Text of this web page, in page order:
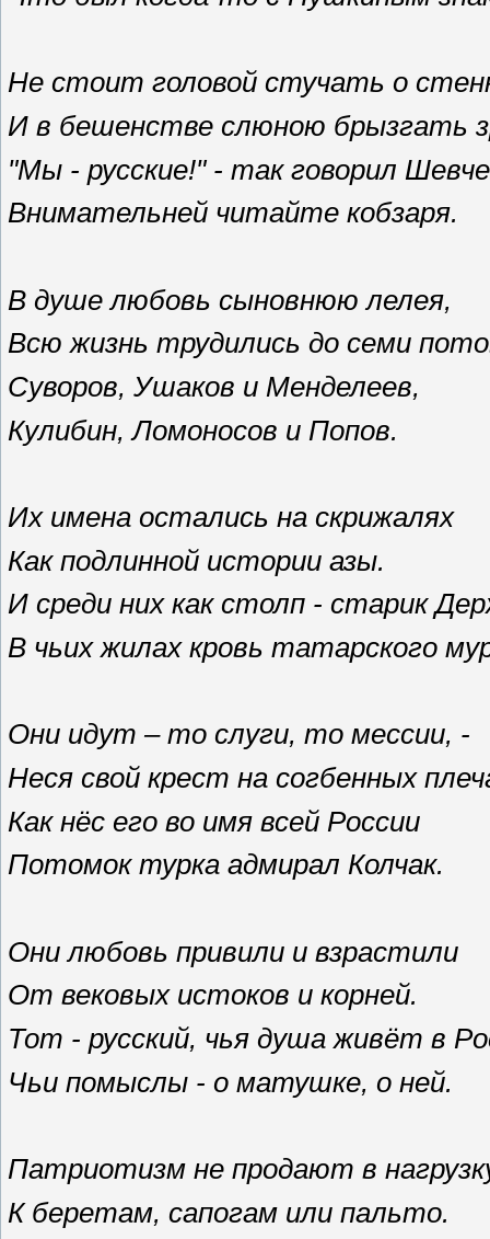
Не стоит головой стучать о
И в бешенстве слюною брызгать
"Мы - русские!" - так говорил
Внимательней читайте кобзаря.
В душе любовь сыновнюю лелея,
Всю жизнь трудились до семи
Суворов, Ушаков и Менделеев,
Кулибин, Ломоносов и Попов.
Их имена остались на скрижалях
Как подлинной истории азы.
И среди них как столп - старик
В чьих жилах кровь татарского
Они идут – то слуги, то мессии, -
Неся свой крест на согбенных
Как нёс его во имя всей России
Потомок турка адмирал Колчак.
Они любовь привили и взрастили
От вековых истоков и корней.
Тот - русский, чья душа живёт в
Чьи помыслы - о матушке, о ней.
Патриотизм не продают в
К беретам, сапогам или пальто.